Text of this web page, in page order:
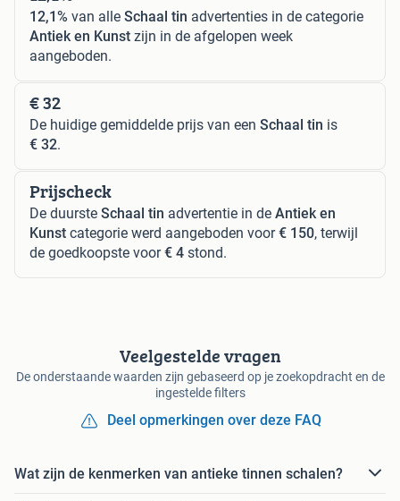
12,1% van alle Schaal tin advertenties in de categorie
Antiek en Kunst zijn in de afgelopen week
aangeboden.
€ 32
De huidige gemiddelde prijs van een Schaal tin is
€ 32.
Prijscheck
De duurste Schaal tin advertentie in de Antiek en
Kunst categorie werd aangeboden voor€ 150, terwijl
de goedkoopste voor€ 4 stond.
Veelgestelde vragen
De onderstaande waarden zijn gebaseerd op je zoekopdracht en de
ingestelde filters
Deel opmerkingen over deze FAQ
Wat zijn de kenmerken van antieke tinnen schalen?